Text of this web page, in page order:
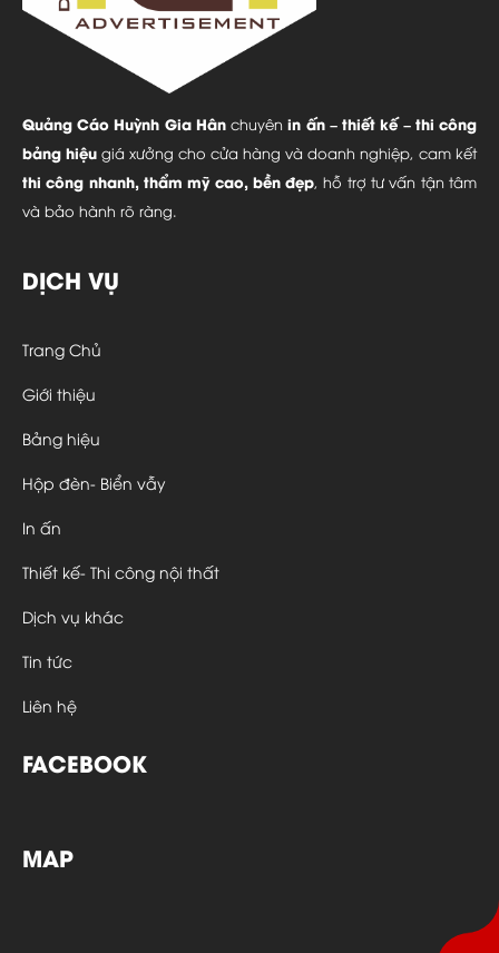
Quảng Cáo Huỳnh Gia Hânchuyênin ấn – thiết kế – thi công
bảng hiệu giá xưởng cho cửa hàng và doanh nghiệp, cam kết
thi công nhanh, thẩm mỹ cao, bền đẹp, hỗ trợ tư vấn tận tâm
và bảo hành rõ ràng.
DỊCH VỤ
Trang Chủ
Giới thiệu
Bảng hiệu
Hộp đèn- Biển vẫy
In ấn
Thiết kế- Thi công nội thất
Dịch vụ khác
Tin tức
Liên hệ
FACEBOOK
MAP